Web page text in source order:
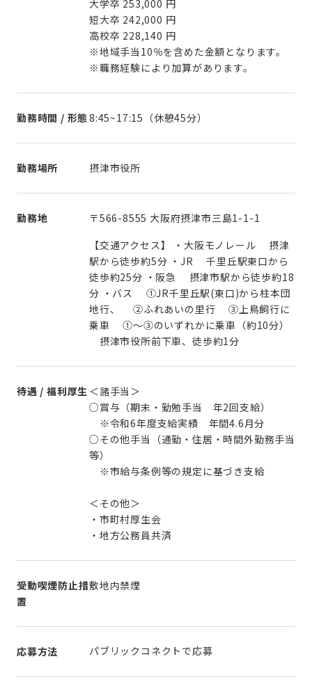
大学卒 253,000 円
短大卒 242,000 円
高校卒 228,140 円
※地域手当10％を含めた金額となります。
※職務経験により加算があります。
勤務時間 / 形態8:45~17:15（休憩45分）
勤務場所 摂津市役所
勤務地
〒566-8555 大阪府摂津市三島1-1-1
【交通アクセス】 ・大阪モノレール 摂津
駅から徒歩約5分 ・JR 千里丘駅東口から
徒歩約25分 ・阪急 摂津市駅から徒歩約18
分 ・バス ①JR千里丘駅(東口)から柱本団
地行、 ②ふれあいの里行 ③上鳥飼行に
乗車 ①～③のいずれかに乗車（約10分）
摂津市役所前下車、徒歩約1分
待遇 / 福利厚生 ＜諸手当＞
○賞与（期末・勤勉手当 年2回支給）
※令和6年度支給実績 年間4.6月分
○その他手当（通勤・住居・時間外勤務手当
等）
※市給与条例等の規定に基づき支給
＜その他＞
・市町村厚生会
・地方公務員共済
受動喫煙防止措
置
敷地内禁煙
応募方法 パブリックコネクトで応募